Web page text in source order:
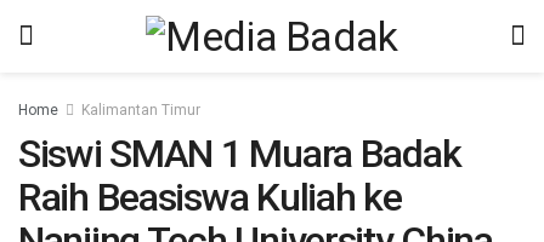
Home Kalimantan Timur
Siswi SMAN 1 Muara Badak
Raih Beasiswa Kuliah ke